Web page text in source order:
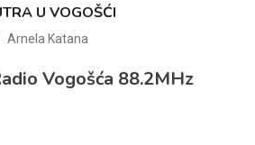
U VOGOŠĆI
Arnela Katana
Vogošća 88.2MHz